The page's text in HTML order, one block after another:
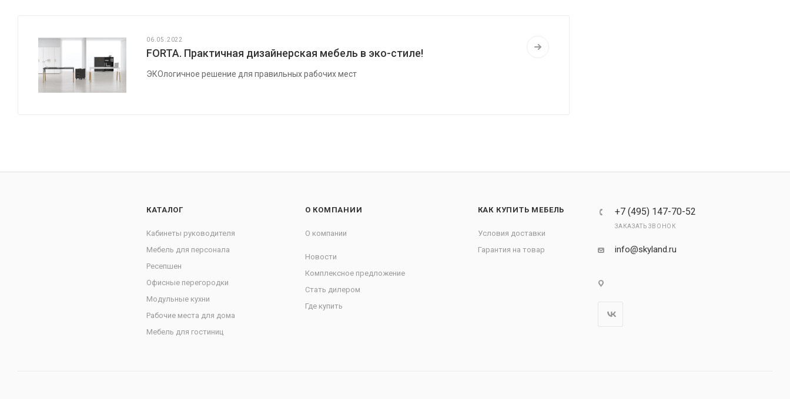
06.05.2022
FORTA. Практичная дизайнерская мебель в эко-стиле!
ЭКОлогичное решение для правильных рабочих мест
КАТАЛОГ
Кабинеты руководителя
Мебель для персонала
Ресепшен
Офисные перегородки
Модульные кухни
Рабочие места для дома
Мебель для гостиниц
О КОМПАНИИ
О компании
Новости
Комплексное предложение
Стать дилером
Где купить
КАК КУПИТЬ МЕБЕЛЬ
Условия доставки
Гарантия на товар
+7 (495) 147-70-52
ЗАКАЗАТЬ ЗВОНОК
info@skyland.ru